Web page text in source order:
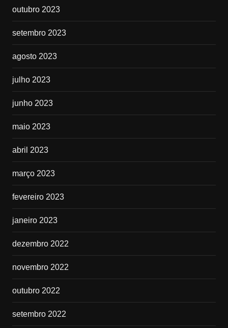
outubro 2023
setembro 2023
agosto 2023
julho 2023
junho 2023
maio 2023
abril 2023
março 2023
fevereiro 2023
janeiro 2023
dezembro 2022
novembro 2022
outubro 2022
setembro 2022